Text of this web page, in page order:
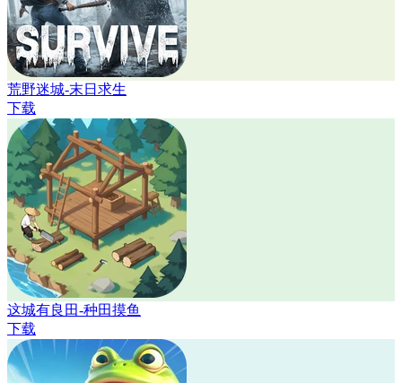
荒野迷城-末日求生
下载
这城有良田-种田摸鱼
下载